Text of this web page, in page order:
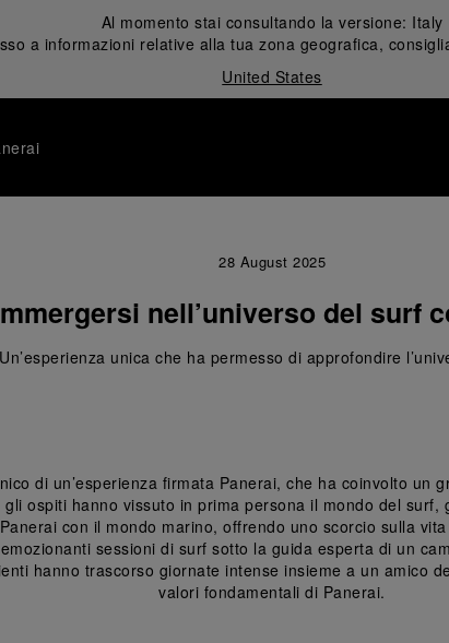
Al momento stai consultando la versione: Italy
a informazioni relative alla tua zona geografica,
United States
28 August 2025
nell’universo del surf
Un’esperienza unica che ha permesso di approfondire
di un’esperienza firmata Panerai, che ha coinvolto un
gli ospiti hanno vissuto in prima persona il mondo del
con il mondo marino, offrendo uno scorcio sulla
sessioni di surf sotto la guida esperta di un
hanno trascorso giornate intense insieme a un amico
valori fondamentali di Panerai.